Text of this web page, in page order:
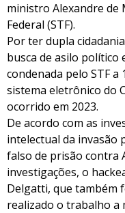
ministro Alexandre de
Federal (STF).
Por ter dupla
busca de asilo
condenada pelo STF
sistema eletrônico do
ocorrido em 2023.
De acordo com as
intelectual da invasão
falso de prisão contra
investigações, o
Delgatti, que também
realizado o trabalho a